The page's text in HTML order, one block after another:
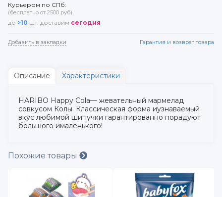
Курьером по СПб:
(бесплатно от 2500 руб)
до >10 шт. доставим сегодня
Добавить в закладки Гарантия и возврат товара
Описание Характеристики
HARIBO Happy Cola— жевательный мармелад
совкусом Колы. Классическая форма иузнаваемый
вкус любимой шипучки гарантированно порадуют
большого ималенького!
Похожие товары